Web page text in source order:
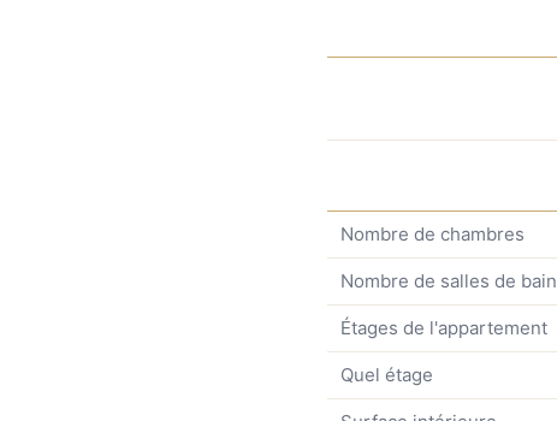
Nombre de chambres
Nombre de salles de bain
Étages de l'appartement
Quel étage